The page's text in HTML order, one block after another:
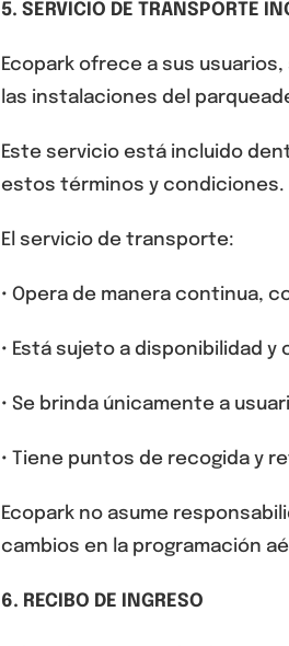
5. SERVICIO DE TRANSPORTE
Ecopark ofrece a sus
las instalaciones del
Este servicio está incluido
estos términos y condiciones.
El servicio de transporte:
• Operade manera continua,
• Está sujeto a disponibilidad
• Se brinda únicamente a
• Tiene puntos de recogida y
Ecopark no asume
cambios en la programación
6. RECIBO DE INGRESO